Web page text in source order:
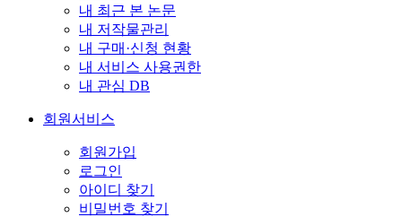
내 최근 본 논문
내 저작물관리
내 구매·신청 현황
내 서비스 사용권한
내 관심 DB
회원서비스
회원가입
로그인
아이디 찾기
비밀번호 찾기